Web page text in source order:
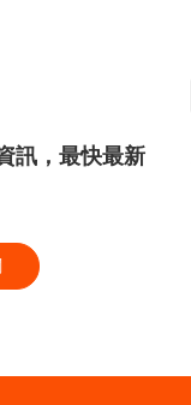
訊，最快最新